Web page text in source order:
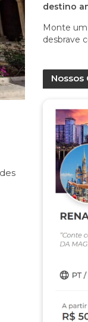
destino
Monte
desbrave
Nossos